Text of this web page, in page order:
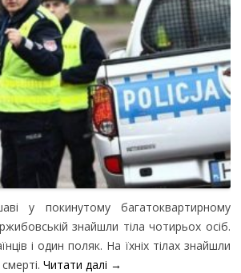
у покинутому багатоквартирному
знайшли тіла чотирьох осіб.
і один поляк. На їхніх тілах знайшли
Читати далі →